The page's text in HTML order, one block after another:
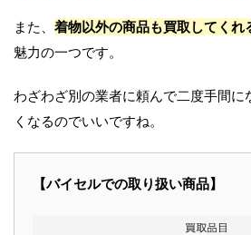
また、 着物以外の商品も買取してくれ
魅力の一つです。
わざわざ別の業者に頼んで二度手間に
くなるのでいいですね。
【バイセルでの取り扱い商品】